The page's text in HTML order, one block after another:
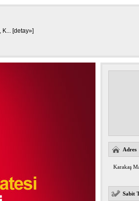
K... [detay»]
Adres
Karakaş
Sabit